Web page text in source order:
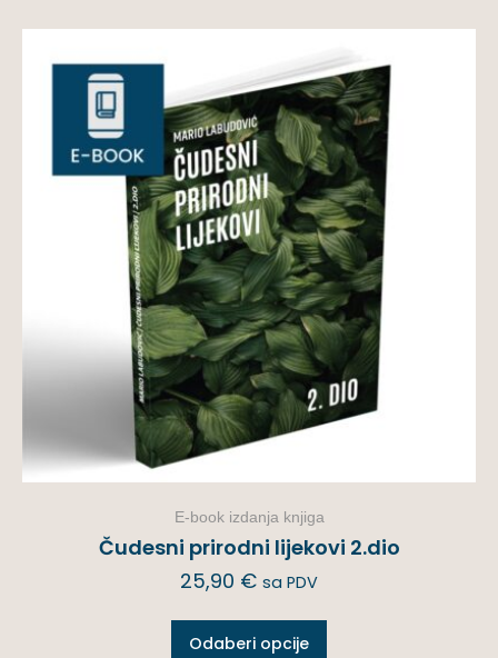
E-book izdanja knjiga
Čudesni prirodni lijekovi 2.dio
25,90 € sa PDV
Odaberi opcije